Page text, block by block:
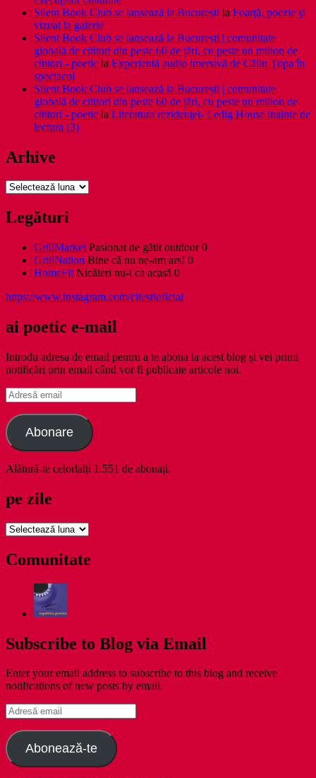
Silent Book Club se lansează la București la Foarţă, poezie şi
vizual la galerie
Silent Book Club se lansează la București | comunitate
globală de cititori din peste 60 de țări, cu peste un milion de
cititori - poetic la Experiență audio imersivă de Călin Țopa în
spectacol
Silent Book Club se lansează la București | comunitate
globală de cititori din peste 60 de țări, cu peste un milion de
cititori - poetic la Literatura rezidenţei- Ledig House inainte de
lectura (3)
Arhive
Arhive
Legături
GrillMarket Pasionat de gătit outdoor 0
GrillNation Bine că nu ne-am ars! 0
HomeFit Nicăieri nu-i ca acasă 0
https://www.instagram.com/citestioficial
ai poetic e-mail
Introdu adresa de email pentru a te abona la acest blog și vei primi
notificări prin email când vor fi publicate articole noi.
Adresă
email
Abonare
Alătură-te celorlalți 1.551 de abonați.
pe zile
pe
Comunitate
Subscribe to Blog via Email
Enter your email address to subscribe to this blog and receive
notifications of new posts by email.
Adresă
email
Abonează-te